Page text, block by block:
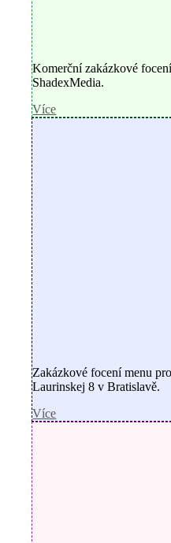
Komerční zakázkové
ShadexMedia.
Více
Zakázkové focení menu
Laurinskej 8 v Bratislavě.
Více